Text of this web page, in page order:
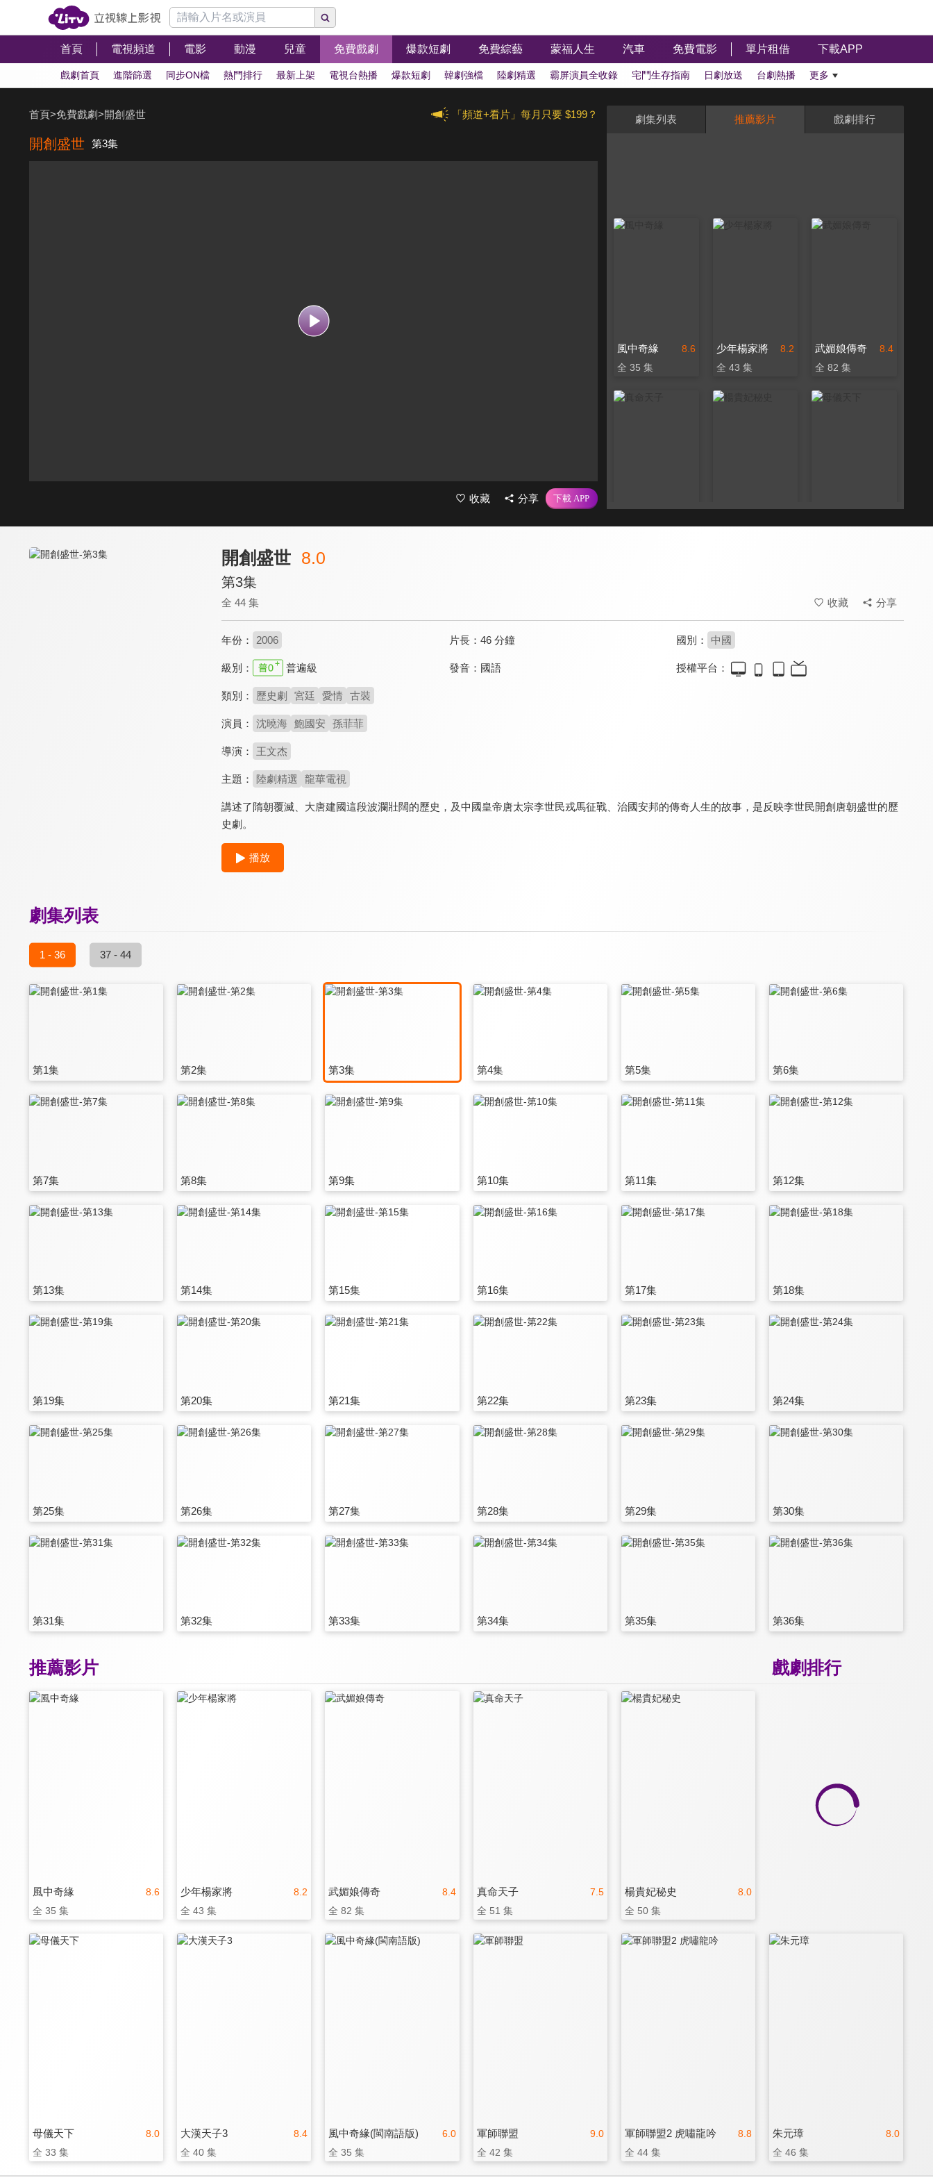
首頁 電視頻道 電影 動漫 兒童 免費戲劇 爆款短劇 免費綜藝 蒙福人生 汽車 免費電影 單片租借 下載APP
戲劇首頁 進階篩選 同步ON檔 熱門排行 最新上架 電視台熱播 爆款短劇 韓劇強檔 陸劇精選 霸屏演員全收錄 宅鬥生存指南 日劇放送 台劇熱播 更多
「頻道+看片」每月只要 $199？
首頁>免費戲劇>開創盛世
開創盛世 第3集
收藏 分享
劇集列表 推薦影片 戲劇排行
8.6
風中奇緣
全 35 集
8.2
少年楊家將
全 43 集
8.4
武媚娘傳奇
全 82 集
開創盛世 8.0
第3集
全 44 集 收藏 分享
年份： 2006 片長： 46 分鐘 國別： 中國
級別： 普遍級 發音： 國語 授權平台：
類別： 歷史劇 宮廷 愛情 古裝
演員： 沈曉海 鮑國安 孫菲菲
導演： 王文杰
主題： 陸劇精選 龍華電視
講述了隋朝覆滅、大唐建國這段波瀾壯闊的歷史，及中國皇帝唐太宗李世民戎馬征戰、治國安邦的傳奇人生的故事，是反映李世民開創唐朝盛世的歷
史劇。
播放
劇集列表
1 - 36 37 - 44
第1集 第2集 第3集 第4集 第5集 第6集
第7集 第8集 第9集 第10集 第11集 第12集
第13集 第14集 第15集 第16集 第17集 第18集
第19集 第20集 第21集 第22集 第23集 第24集
第25集 第26集 第27集 第28集 第29集 第30集
第31集 第32集 第33集 第34集 第35集 第36集
戲劇排行
推薦影片
8.6
風中奇緣
全 35 集
8.2
少年楊家將
全 43 集
8.4
武媚娘傳奇
全 82 集
7.5
真命天子
全 51 集
8.0
楊貴妃秘史
全 50 集
8.0
母儀天下
全 33 集
8.4
大漢天子3
全 40 集
6.0
風中奇緣(閩南語版)
全 35 集
9.0
軍師聯盟
全 42 集
8.8
軍師聯盟2 虎嘯龍吟
全 44 集
8.0
朱元璋
全 46 集